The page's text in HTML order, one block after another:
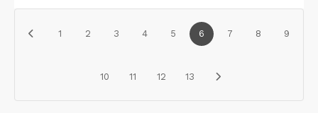
1 2 3 4 5 6 7 8 9
10 11 12 13